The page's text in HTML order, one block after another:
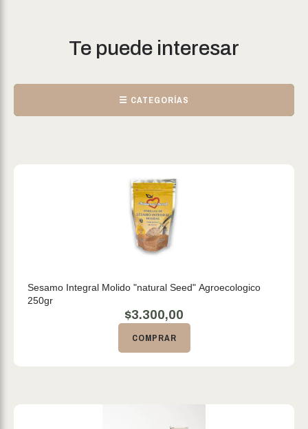
Te puede interesar
☰ CATEGORÍAS
Sesamo Integral Molido "natural Seed" Agroecologico
250gr
$3.300,00
COMPRAR